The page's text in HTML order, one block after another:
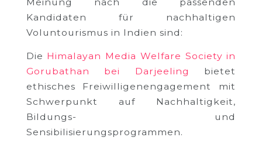
Meinung nach die passenden
Kandidaten für nachhaltigen
Voluntourismus in Indien sind:
Die Himalayan Media Welfare Society in
Gorubathan bei Darjeeling
bietet
ethisches Freiwilligenengagement mit
Schwerpunkt auf Nachhaltigkeit,
Bildungs- und
Sensibilisierungsprogrammen.